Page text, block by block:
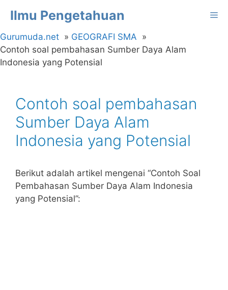
isi
Ilmu Pengetahuan
Gurumuda.net
GEOGRAFI SMA
Contoh soal pembahasan Sumber Daya Alam
Indonesia yang Potensial
Contoh soal pembahasan
Sumber Daya Alam
Indonesia yang Potensial
Berikut adalah artikel mengenai “Contoh Soal
Pembahasan Sumber Daya Alam Indonesia
yang Potensial”: